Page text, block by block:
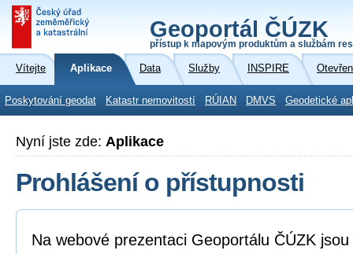
Geoportál ČÚZK
přístup k mapovým produktům a službám
Vítejte Aplikace Data Služby INSPIRE
Poskytování geodat Katastr nemovitostí RÚIAN DMVS Geodetické
Nyní jste zde: Aplikace
Prohlášení o přístupnosti
Na webové prezentaci Geoportálu ČÚZK